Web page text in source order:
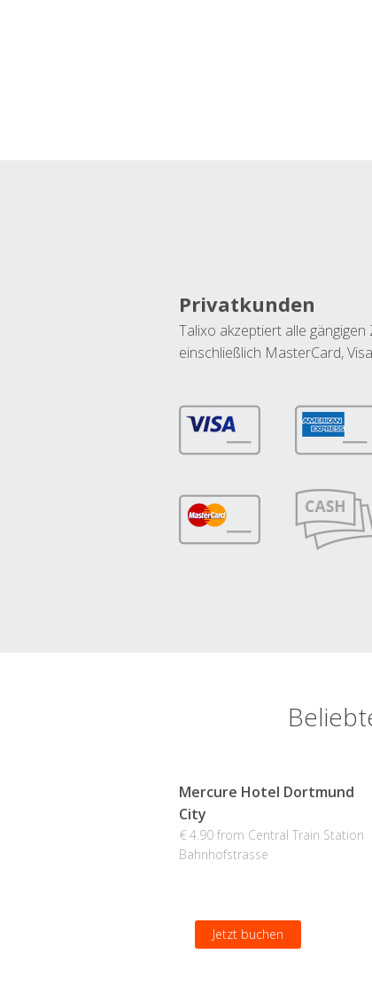
Privatkunden
Talixo akzeptiert alle
einschließlich MasterCard,
Mercure Hotel Dortmund
City
€ 4.90 from Central Train Station
Bahnhofstrasse
Jetzt buchen